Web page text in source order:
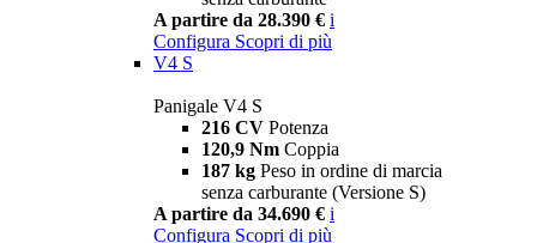
A partire da 28.390 € i
Configura Scopri di più
V4 S
Panigale V4 S
216 CV Potenza
120,9 Nm Coppia
187 kg Peso in ordine di marcia
senza carburante (Versione S)
A partire da 34.690 € i
Configura Scopri di più